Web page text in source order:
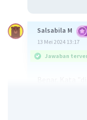
Salsabila M
13 Mei 2024 13:17
Jawaban
menunjukkan
konteks